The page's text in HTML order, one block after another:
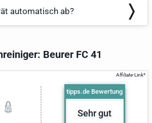
automatisch ab?
Beurer FC 41
tipps.de Bewertung
Sehr gut